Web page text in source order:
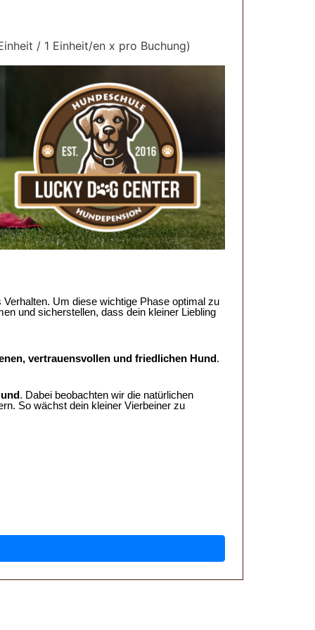
/ 1 Einheit/en x pro Buchung)
Um diese wichtige Phase optimal zu
und sicherstellen, dass dein kleiner Liebling
vertrauensvollen und friedlichen Hund.
. Dabei beobachten wir die natürlichen
So wächst dein kleiner Vierbeiner zu